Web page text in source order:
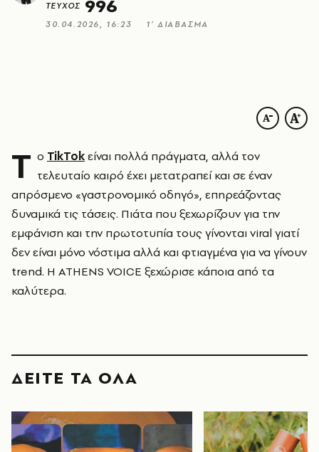
ΤΕΥΧΟΣ 996
30.04.2026, 16:23 1’ ΔΙΑΒΑΣΜΑ
Τ ο TikTokείναι πολλά πράγματα, αλλά τον
τελευταίο καιρό έχει μετατραπεί και σε έναν
απρόσμενο «γαστρονομικό οδηγό», επηρεάζοντας
δυναμικά τις τάσεις. Πιάτα που ξεχωρίζουν για την
εμφάνιση και την πρωτοτυπία τους γίνονται viral γιατί
δεν είναι μόνο νόστιμα αλλά και φτιαγμένα για να γίνουν
trend. Η ATHENS VOICE ξεχώρισε κάποια από τα
καλύτερα.
ΔΕΙΤΕ ΤΑ ΟΛΑ